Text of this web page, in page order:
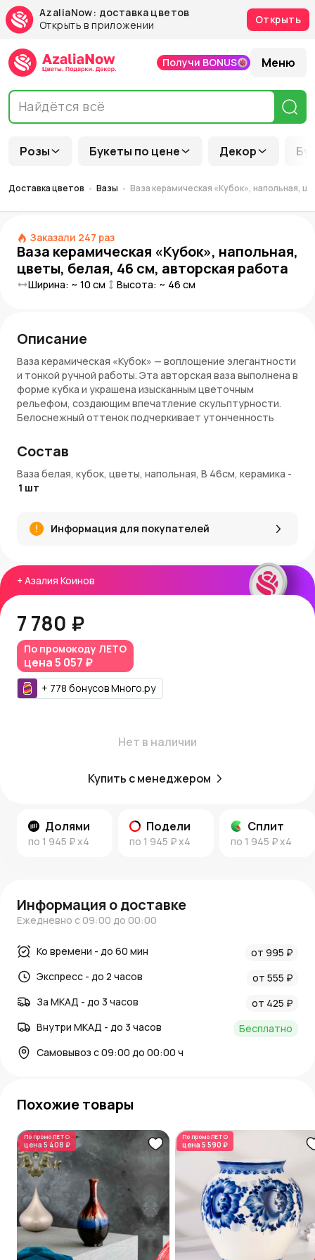
AzaliaNow: доставка цветов
Открыть в приложении
Открыть
Розы Букеты по цене Декор
Получи BONUS Меню
Доставка цветов Вазы Ваза керамическая «Кубок», напольная,
Заказали 247 раз
Ваза керамическая «Кубок», напольная,
цветы, белая, 46 см, авторская работа
Ширина: ~ 10 см Высота: ~ 46 см
+ Азалия Коинов
7 780 ₽
По промокоду ЛЕТО
цена5 057 ₽
+ 778 бонусовМного.ру
Нет в наличии
Купить с менеджером
Долями
по 1 945 ₽x4
Подели
по 1 945 ₽x4
Сплит
по 1 945 ₽x4
Описание
Ваза керамическая «Кубок» — воплощение элегантности
и тонкой ручной работы. Эта авторская ваза выполнена в
форме кубка и украшена изысканным цветочным
рельефом, создающим впечатление скульптурности.
Белоснежный оттенок подчеркивает утонченность
классический, прованский или романтичный интерьер.
Преимущества:
Авторская работа
современной подаче
Декор в виде цветов— объемный и выразительный
Напольная ваза высотой 46 см— подходит для
зонирования пространства или оформления угла
комнаты
Покупка и доставка:
Купить напольную вазу «Кубок» можно в интернет-
магазинеAzaliaNow . Мы осуществляем доставку по
Москве и Московской области. За каждую покупку
начисляютсяАзалия Коины, которые можно
использовать при следующих заказах.
Читайте больше о сочетаниях аксессуаров и ваз в
Состав
Ваза белая, кубок, цветы, напольная, В 46см, керамика -
1 шт
Информация для покупателей
Информация о доставке
Ежедневно с 09:00 до 00:00
Ко времени - до 60 мин
от 995 ₽
Экспресс - до 2 часов
от 555 ₽
За МКАД - до 3 часов
от 425 ₽
Внутри МКАД - до 3 часов
Бесплатно
Самовывоз с 09:00 до 00:00 ч
Похожие товары
По промоЛЕТО
цена 5 408 ₽
По промоЛЕТО
цена 5 590 ₽